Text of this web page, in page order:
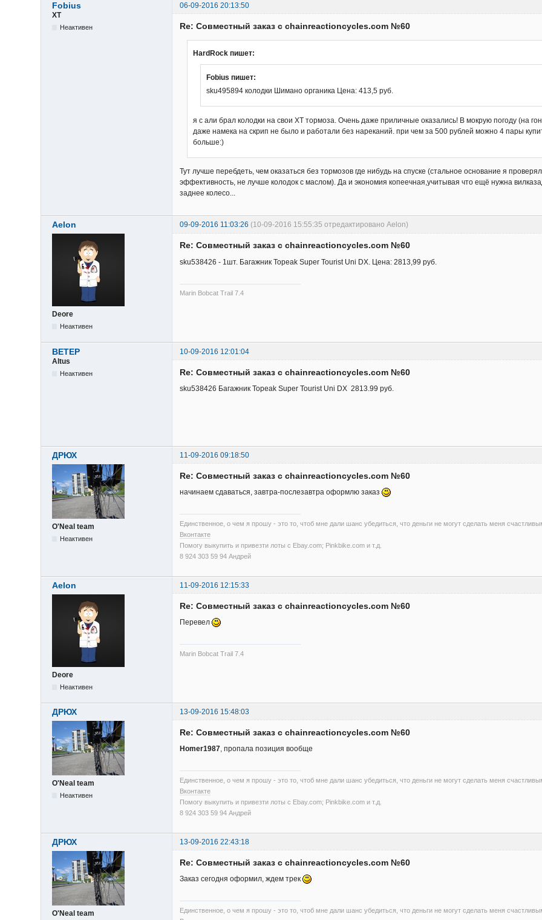
Fobius
06-09-2016 20:13:50
XT
Неактивен Re: Cовместный заказ с chainreactioncycles.com №60
HardRock пишет:
Fobius пишет:
sku495894 колодки Шимано органика Цена: 413,5 руб.
я с али брал колодки на свои ХТ тормоза. Очень даже приличные оказались! В мокрую погоду (на
даже намека на скрип не было и работали без нареканий. при чем за 500 рублей можно 4 пары
больше:)
Тут лучше перебдеть, чем оказаться без тормозов где нибудь на спуске (стальное основание я
эффективность, не лучше колодок с маслом). Да и экономия копеечная,учитывая что ещё нужна
заднее колесо...
Aelon 09-09-2016 11:03:26 (10-09-2016 15:55:35 отредактировано Aelon)
Deore
Неактивен
Re: Cовместный заказ с chainreactioncycles.com №60
sku538426 - 1шт. Багажник Topeak Super Tourist Uni DX. Цена: 2813,99 руб.
Marin Bobcat Trail 7.4
BETEP
10-09-2016 12:01:04
Altus
Неактивен Re: Cовместный заказ с chainreactioncycles.com №60
sku538426 Багажник Topeak Super Tourist Uni DX 2813.99 руб.
ДРЮХ 11-09-2016 09:18:50
O'Neal team
Неактивен
Re: Cовместный заказ с chainreactioncycles.com №60
начинаем сдаваться, завтра-послезавтра оформлю заказ
Единственное, о чем я прошу - это то, чтоб мне дали шанс убедиться, что деньги не могут сделать меня
Вконтакте
Помогу выкупить и привезти лоты с Ebay.com; Pinkbike.com и т.д.
8 924 303 59 94 Андрей
Aelon 11-09-2016 12:15:33
Deore
Неактивен
Re: Cовместный заказ с chainreactioncycles.com №60
Перевел
Marin Bobcat Trail 7.4
ДРЮХ 13-09-2016 15:48:03
O'Neal team
Неактивен
Re: Cовместный заказ с chainreactioncycles.com №60
Homer1987, пропала позиция вообще
Единственное, о чем я прошу - это то, чтоб мне дали шанс убедиться, что деньги не могут сделать меня
Вконтакте
Помогу выкупить и привезти лоты с Ebay.com; Pinkbike.com и т.д.
8 924 303 59 94 Андрей
ДРЮХ 13-09-2016 22:43:18
O'Neal team
Re: Cовместный заказ с chainreactioncycles.com №60
Заказ сегодня оформил, ждем трек
Единственное, о чем я прошу - это то, чтоб мне дали шанс убедиться, что деньги не могут сделать меня